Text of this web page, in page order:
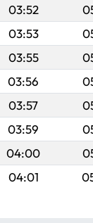
03:52
03:53
03:55
03:56
03:57
03:59
04:00
04:01